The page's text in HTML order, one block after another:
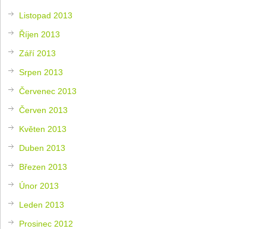
Listopad 2013
Říjen 2013
Září 2013
Srpen 2013
Červenec 2013
Červen 2013
Květen 2013
Duben 2013
Březen 2013
Únor 2013
Leden 2013
Prosinec 2012